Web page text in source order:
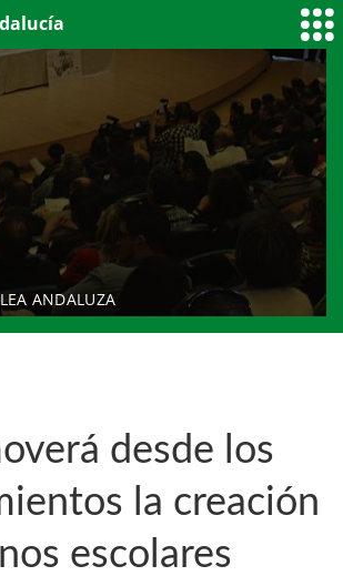
ANDALUZA
desde los
la creación
escolares